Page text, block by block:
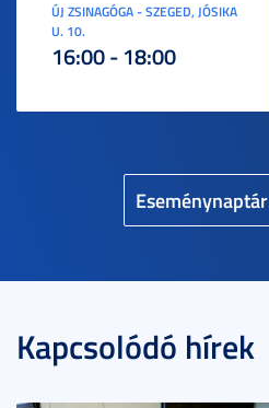
Eseménynaptár
ÚJ ZSINAGÓGA - SZEGED, JÓSIKA
U. 10.
16:00 - 18:00
Kapcsolódó hírek